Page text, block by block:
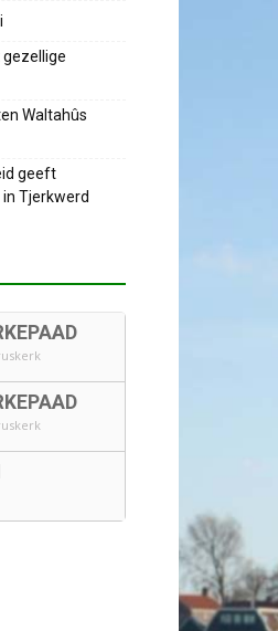
gezellige
Waltahûs
geeft
Tjerkwerd